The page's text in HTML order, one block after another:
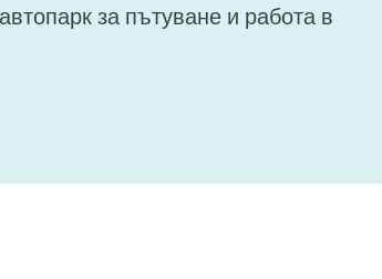
за пътуване и работа в